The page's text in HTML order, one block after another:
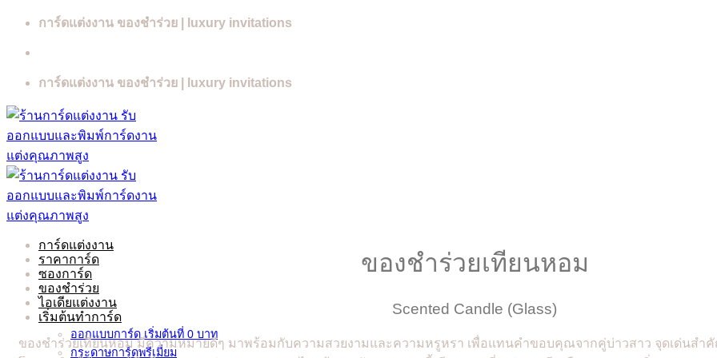
Skip
การ์ดแต่งงาน ของชำร่วย | luxury invitations
การ์ดแต่งงาน ของชำร่วย | luxury invitations
การ์ดแต่งงาน
ราคาการ์ด
ซองการ์ด
ของชำร่วย
ไอเดียแต่งงาน
เริ่มต้นทำการ์ด
ออกแบบการ์ด เริ่มต้นที่ 0 บาท
กระดาษการ์ดพรีเมี่ยม
ของชำร่วยเทียนหอม
Scented Candle (Glass)
ของชำร่วยเทียนหอม มีความหมายดีๆ มาพร้อมกับความสวยงามและความหรูหรา เพื่อแทนคำขอบคุณจากคู่บ่าวสาว จุดเด่นสำ